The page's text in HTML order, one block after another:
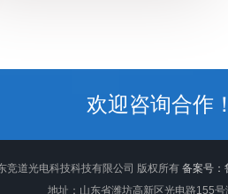
欢迎咨询合作！
道光电科技科技有限公司 版权所有 备案号：
地址：山东省潍坊高新区光电路155